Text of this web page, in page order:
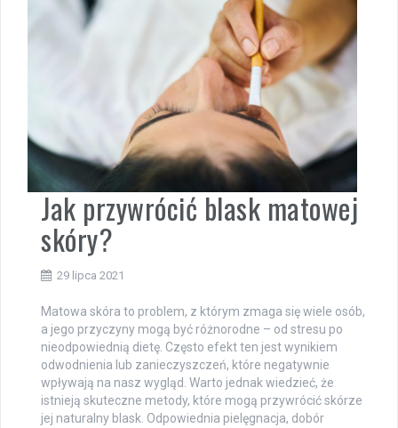
Jak przywrócić blask matowej
skóry?
29 lipca 2021
Matowa skóra to problem, z którym zmaga się wiele osób,
a jego przyczyny mogą być różnorodne – od stresu po
nieodpowiednią dietę. Często efekt ten jest wynikiem
odwodnienia lub zanieczyszczeń, które negatywnie
wpływają na nasz wygląd. Warto jednak wiedzieć, że
istnieją skuteczne metody, które mogą przywrócić skórze
jej naturalny blask. Odpowiednia pielęgnacja, dobór